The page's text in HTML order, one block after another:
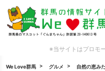
※当サイトはプロモ
We Love群馬 グルメ 自然の恵み